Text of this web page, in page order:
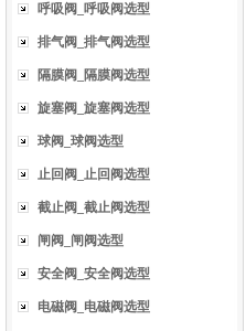
呼吸阀_呼吸阀选型
排气阀_排气阀选型
隔膜阀_隔膜阀选型
旋塞阀_旋塞阀选型
球阀_球阀选型
止回阀_止回阀选型
截止阀_截止阀选型
闸阀_闸阀选型
安全阀_安全阀选型
电磁阀_电磁阀选型